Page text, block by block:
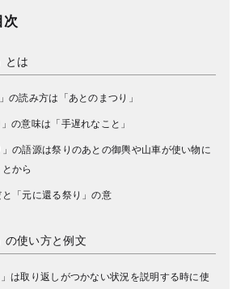
次
とは
の読み方は「あとのまつり」
」の意味は「手遅れなこと」
」の語源は祭りのあとの御輿や山車が使い物に
から
と「元に還る祭り」の意
の使い方と例文
」は取り返しがつかない状況を説明する時に使